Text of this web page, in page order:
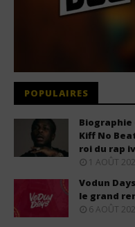
POPULAIRES
Biographie
Kiff No
roi du rap
1 AOÛT
Vodun
le grand
6 AOÛT